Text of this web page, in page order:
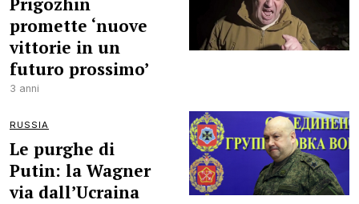
promette ‘nuove
vittorie in un
futuro prossimo’
3 anni
RUSSIA
Le purghe di
Putin: la Wagner
via dall’Ucraina